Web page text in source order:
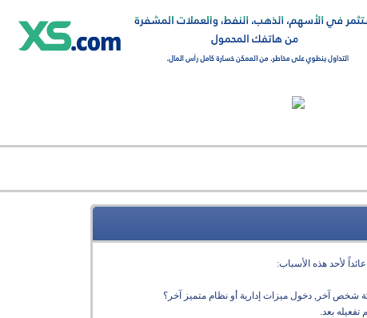
لأحد هذه الأسباب:
شخص آخر, دخول ميزات إدارية أو نظام متميز آخر؟
بعد.